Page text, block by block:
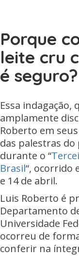
Porque
leite cru
é seguro?
Essa
amplamente
Roberto em
das palestras do
durante o “
Brasil“, ocorrido
e 14 de abril.
Luis Roberto é
Departamento
Universidade
ocorreu de
conferir na